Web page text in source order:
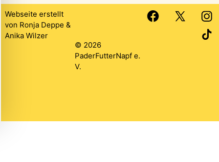
Webseite erstellt
von Ronja Deppe &
Anika Wilzer
© 2026
PaderFutterNapf e.
V.